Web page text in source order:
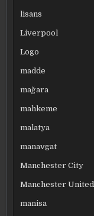
lisans
Liverpool
Logo
madde
mağara
mahkeme
malatya
manavgat
Manchester City
Manchester United
manisa